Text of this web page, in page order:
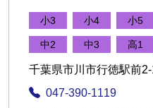
小3 小4 小5
中2 中3 高1
千葉県市川市行徳駅前
047-390-1119